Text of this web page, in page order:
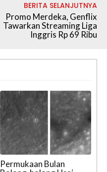
BERITA SELANJUTNYA
Promo Merdeka, Genflix
Tawarkan Streaming Liga
Inggris Rp 69 Ribu
Permukaan Bulan